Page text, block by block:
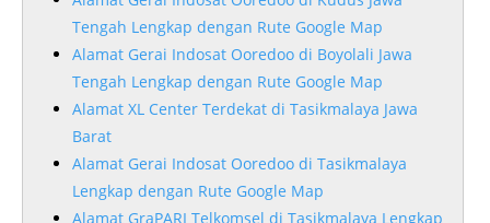
Tengah Lengkap dengan Rute Google Map
Alamat Gerai Indosat Ooredoo di Boyolali Jawa
Tengah Lengkap dengan Rute Google Map
Alamat XL Center Terdekat di Tasikmalaya Jawa
Barat
Alamat Gerai Indosat Ooredoo di Tasikmalaya
Lengkap dengan Rute Google Map
Alamat GraPARI Telkomsel di Tasikmalaya Lengkap